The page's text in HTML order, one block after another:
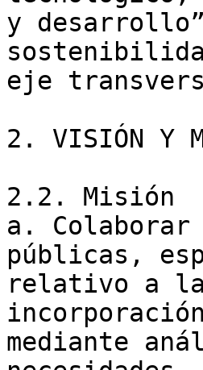
y
eje
2. VISIÓN Y
2.2. Misión
a.
públicas,
relativo a la
mediante